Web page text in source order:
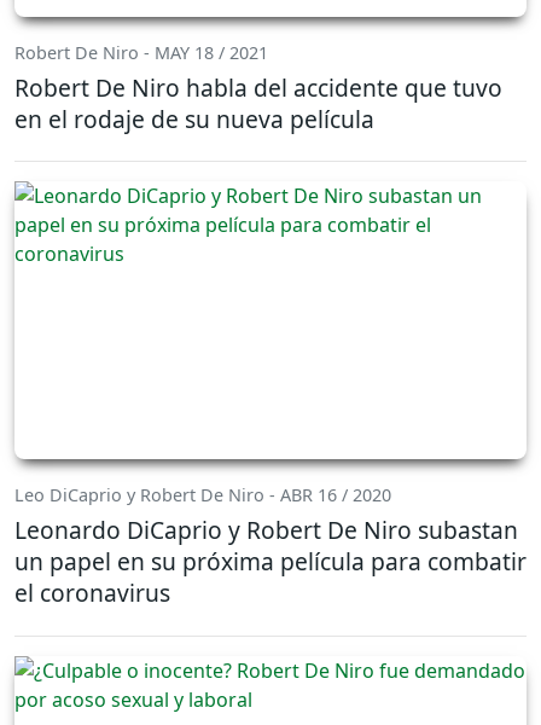
Robert De Niro - MAY 18 / 2021
Robert De Niro habla del accidente que tuvo
en el rodaje de su nueva película
Leo DiCaprio y Robert De Niro - ABR 16 / 2020
Leonardo DiCaprio y Robert De Niro subastan
un papel en su próxima película para combatir
el coronavirus